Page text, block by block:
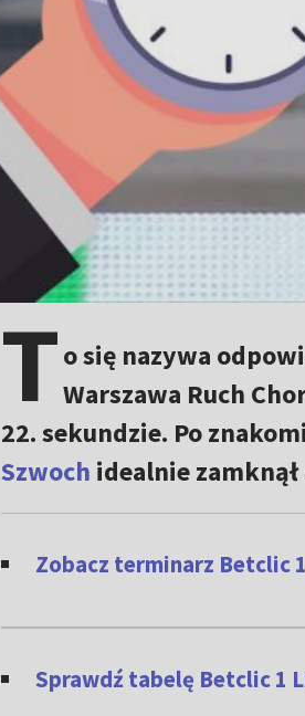
To się nazywa
Warszawa Ruch
22. sekundzie. Po
Szwoch idealnie
Zobacz terminarz Betclic
Sprawdź tabelę Betclic 1